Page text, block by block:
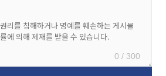
0 / 300